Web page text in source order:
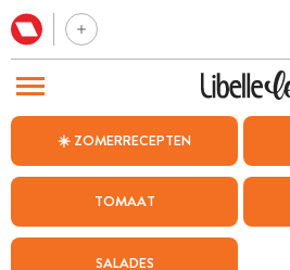
☀️ ZOMERRECEPTEN
TOMAAT
SALADES
BEZOEK ONZE ANDERE WEBSITES
WEEKMENU